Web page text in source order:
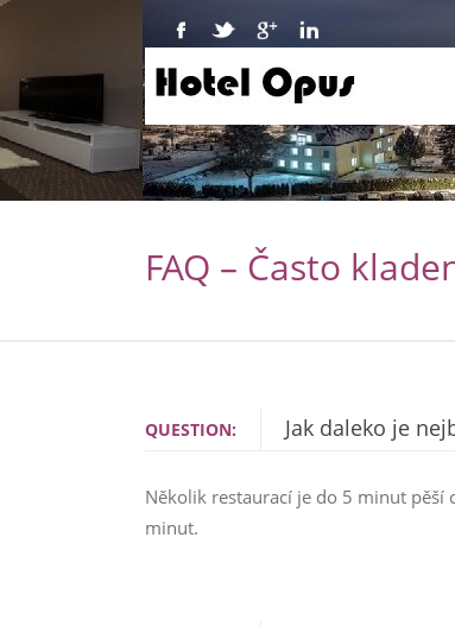
FAQ – Často
QUESTION: Jak daleko je
Několik restaurací je do 5 minut pěší
minut.